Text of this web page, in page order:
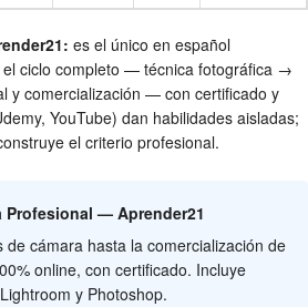
es el único en español
el ciclo completo — técnica fotográfica →
y comercialización — con certificado y
YouTube) dan habilidades aisladas;
el criterio profesional.
Profesional — Aprender21
de cámara hasta la comercialización de
online, con certificado. Incluye
y Photoshop.